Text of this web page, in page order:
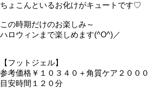
ちょこんといるお化けがキュートです♡
この時期だけのお楽しみ～
ハロウィンまで楽しめます(^O^)／
【フットジェル】
参考価格￥１０３４０＋角質ケア２０００
目安時間１２０分